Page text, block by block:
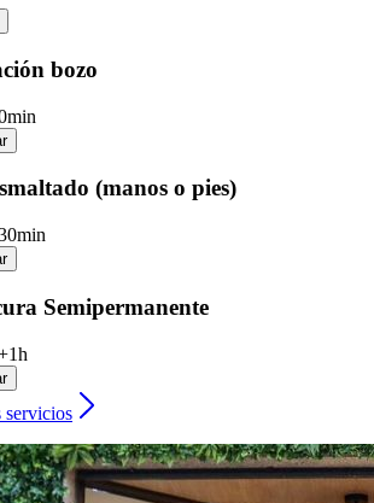
bozo
(manos o pies)
Semipermanente
1h
servicios